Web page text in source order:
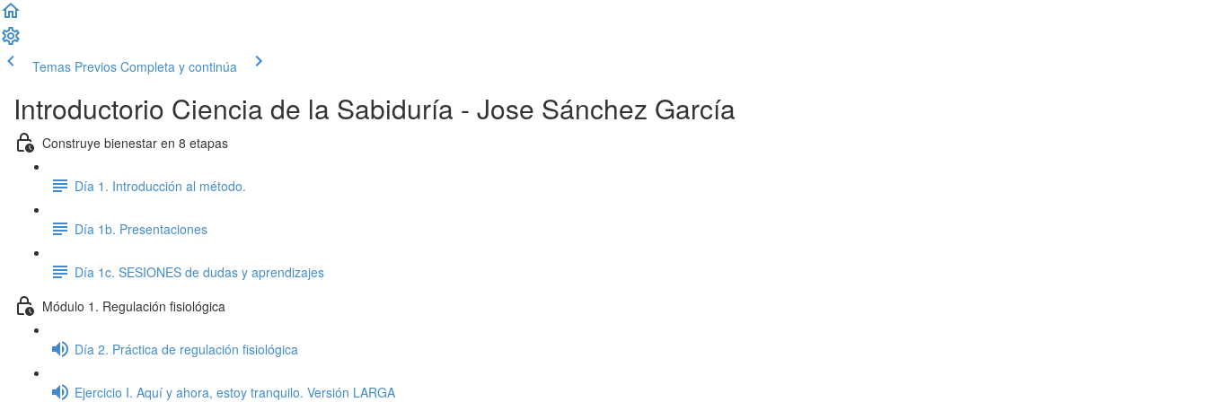
Temas Previos Completa y continúa
Introductorio Ciencia de la Sabiduría - Jose Sánchez García
Construye bienestar en 8 etapas
Día 1. Introducción al método.
Día 1b. Presentaciones
Día 1c. SESIONES de dudas y aprendizajes
Módulo 1. Regulación fisiológica
Día 2. Práctica de regulación fisiológica
Ejercicio I. Aquí y ahora, estoy tranquilo. Versión LARGA